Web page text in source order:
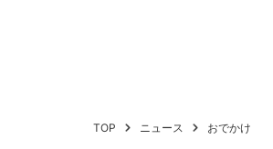
TOP ニュース おでかけ